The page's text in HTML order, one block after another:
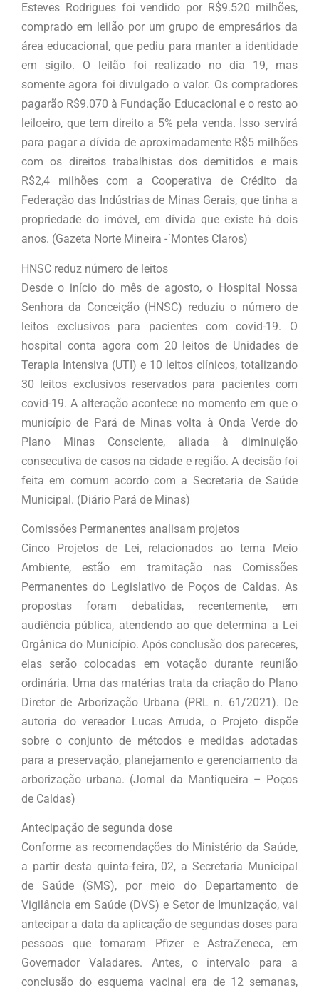
Esteves Rodrigues foi vendido por R$9.520 milhões,
comprado em leilão por um grupo de empresários da
área educacional, que pediu para manter a identidade
em sigilo. O leilão foi realizado no dia 19, mas
somente agora foi divulgado o valor. Os compradores
pagarão R$9.070 à Fundação Educacional e o resto ao
leiloeiro, que tem direito a 5% pela venda. Isso servirá
para pagar a dívida de aproximadamente R$5 milhões
com os direitos trabalhistas dos demitidos e mais
R$2,4 milhões com a Cooperativa de Crédito da
Federação das Indústrias de Minas Gerais, que tinha a
propriedade do imóvel, em dívida que existe há dois
anos. (Gazeta Norte Mineira -´Montes Claros)
HNSC reduz número de leitos
Desde o início do mês de agosto, o Hospital Nossa
Senhora da Conceição (HNSC) reduziu o número de
leitos exclusivos para pacientes com covid-19. O
hospital conta agora com 20 leitos de Unidades de
Terapia Intensiva (UTI) e 10 leitos clínicos, totalizando
30 leitos exclusivos reservados para pacientes com
covid-19. A alteração acontece no momento em que o
município de Pará de Minas volta à Onda Verde do
Plano Minas Consciente, aliada à diminuição
consecutiva de casos na cidade e região. A decisão foi
feita em comum acordo com a Secretaria de Saúde
Municipal. (Diário Pará de Minas)
Comissões Permanentes analisam projetos
Cinco Projetos de Lei, relacionados ao tema Meio
Ambiente, estão em tramitação nas Comissões
Permanentes do Legislativo de Poços de Caldas. As
propostas foram debatidas, recentemente, em
audiência pública, atendendo ao que determina a Lei
Orgânica do Município. Após conclusão dos pareceres,
elas serão colocadas em votação durante reunião
ordinária. Uma das matérias trata da criação do Plano
Diretor de Arborização Urbana (PRL n. 61/2021). De
autoria do vereador Lucas Arruda, o Projeto dispõe
sobre o conjunto de métodos e medidas adotadas
para a preservação, planejamento e gerenciamento da
arborização urbana. (Jornal da Mantiqueira – Poços
de Caldas)
Antecipação de segunda dose
Conforme as recomendações do Ministério da Saúde,
a partir desta quinta-feira, 02, a Secretaria Municipal
de Saúde (SMS), por meio do Departamento de
Vigilância em Saúde (DVS) e Setor de Imunização, vai
antecipar a data da aplicação de segundas doses para
pessoas que tomaram Pfizer e AstraZeneca, em
Governador Valadares. Antes, o intervalo para a
conclusão do esquema vacinal era de 12 semanas,